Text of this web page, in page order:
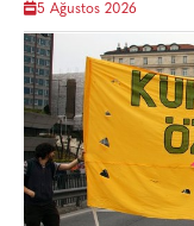
5 Ağustos 2026